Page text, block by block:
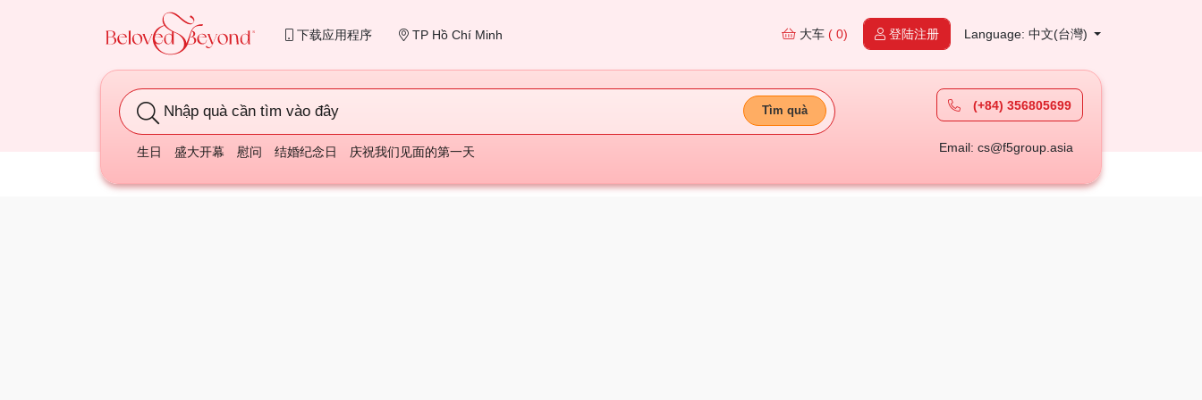
下载应用程序 TP Hồ Chí Minh 大车 ( 0) 登陆注册 Language: 中文(台灣)
Nhập quà cần tìm vào đây Tìm quà
生日 盛大开幕 慰问 结婚纪念日 庆祝我们见面的第一天
(+84) 356805699
Email: cs@f5group.asia